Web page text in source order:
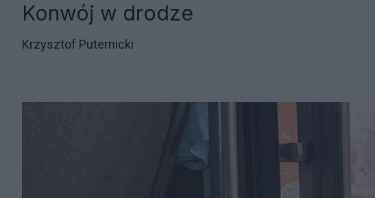
Konwój w drodze
Krzysztof Puternicki